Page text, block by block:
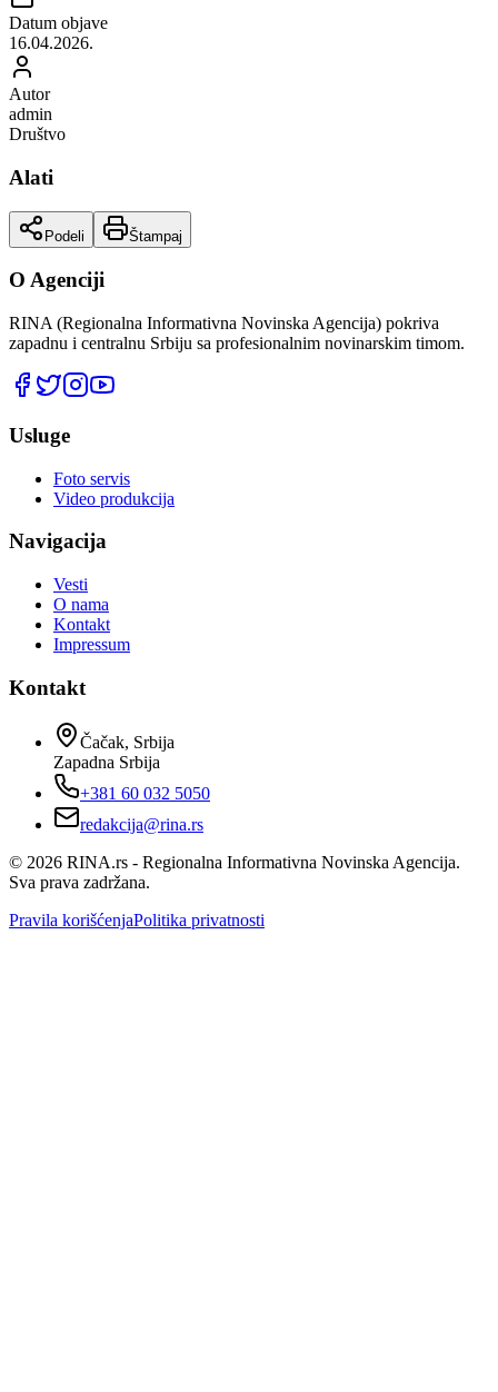
Datum objave
16.04.2026.
Autor
admin
Društvo
Alati
Podeli Štampaj
O Agenciji
RINA (Regionalna Informativna Novinska Agencija) pokriva
zapadnu i centralnu Srbiju sa profesionalnim novinarskim timom.
Usluge
Foto servis
Video produkcija
Navigacija
Vesti
O nama
Kontakt
Impressum
Kontakt
Čačak, Srbija
Zapadna Srbija
+381 60 032 5050
redakcija@rina.rs
© 2026 RINA.rs - Regionalna Informativna Novinska Agencija.
Sva prava zadržana.
Pravila korišćenjaPolitika privatnosti